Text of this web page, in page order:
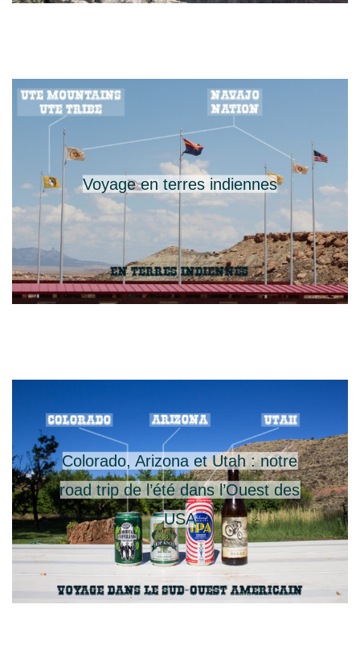
Voyage en terres indiennes
Colorado, Arizona et Utah : notre
road trip de l’été dans l’Ouest des
USA